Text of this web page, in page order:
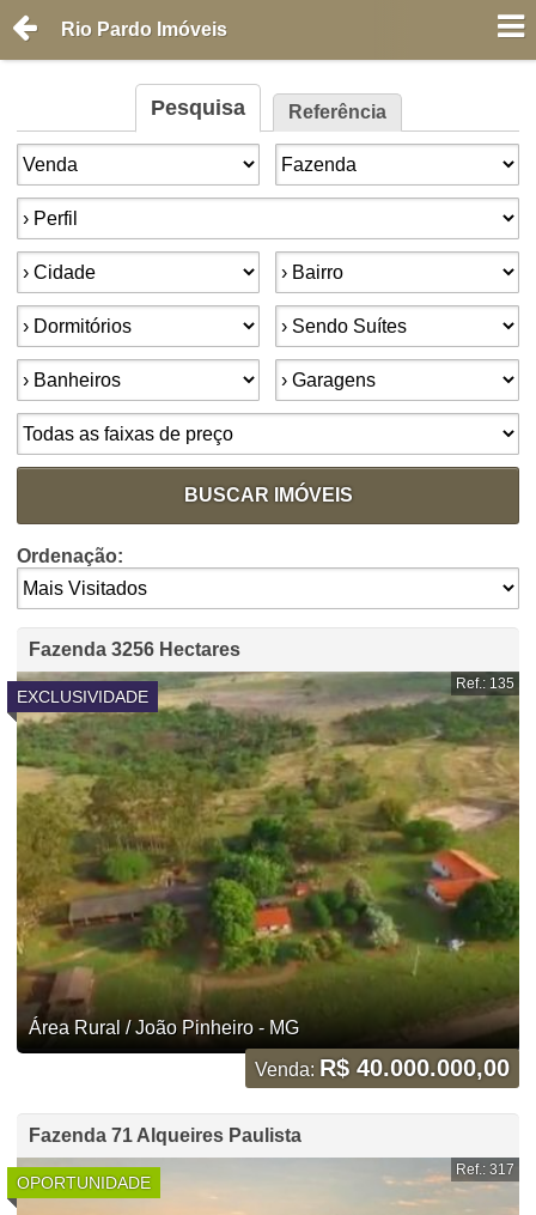
Rio Pardo Imóveis
Pesquisa Referência
Finalidade: Tipo de imóvel:
Perfil:
Cidade: Bairro:
Dormitórios: Suítes:
Banheiros: Garagens:
Faixa de preço:
BUSCAR IMÓVEIS
Ordenação:
Fazenda 3256 Hectares
EXCLUSIVIDADE
Ref.: 135
Área Rural / João Pinheiro - MG
Venda: R$ 40.000.000,00
Fazenda 71 Alqueires Paulista
OPORTUNIDADE
Ref.: 317